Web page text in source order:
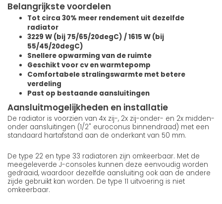
Belangrijkste voordelen
Tot circa 30% meer rendement uit dezelfde
radiator
3229 W (bij 75/65/20degC) / 1615 W (bij
55/45/20degC)
Snellere opwarming van de ruimte
Geschikt voor cv en warmtepomp
Comfortabele stralingswarmte met betere
verdeling
Past op bestaande aansluitingen
Aansluitmogelijkheden en installatie
De radiator is voorzien van 4x zij-, 2x zij-onder- en 2x midden-
onder aansluitingen (1/2" euroconus binnendraad) met een
standaard hartafstand aan de onderkant van 50 mm.
De type 22 en type 33 radiatoren zijn omkeerbaar. Met de
meegeleverde J-consoles kunnen deze eenvoudig worden
gedraaid, waardoor dezelfde aansluiting ook aan de andere
zijde gebruikt kan worden. De type 11 uitvoering is niet
omkeerbaar.